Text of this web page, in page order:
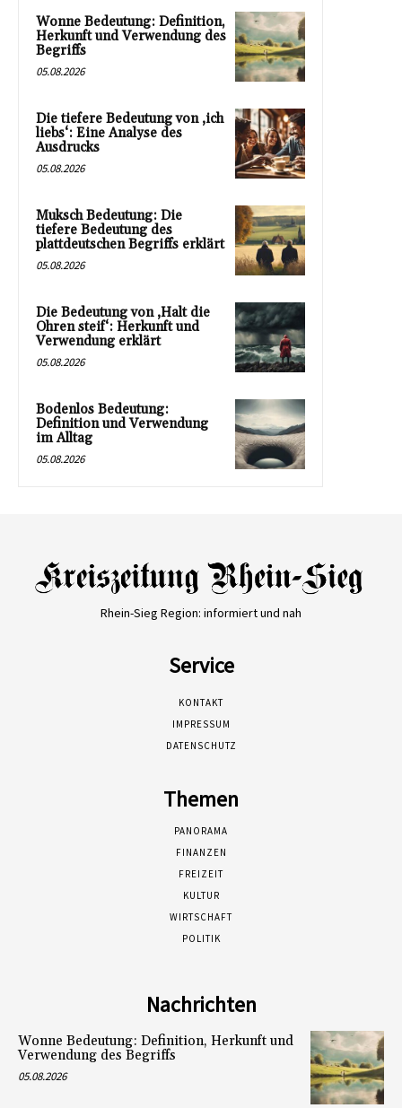
Wonne Bedeutung: Definition,
Herkunft und Verwendung des
Begriffs
05.08.2026
Die tiefere Bedeutung von ‚ich
liebs‘: Eine Analyse des
Ausdrucks
05.08.2026
Muksch Bedeutung: Die
tiefere Bedeutung des
plattdeutschen Begriffs erklärt
05.08.2026
Die Bedeutung von ‚Halt die
Ohren steif‘: Herkunft und
Verwendung erklärt
05.08.2026
Bodenlos Bedeutung:
Definition und Verwendung
im Alltag
05.08.2026
Rhein-Sieg Region: informiert und nah
Service
KONTAKT
IMPRESSUM
DATENSCHUTZ
Themen
PANORAMA
FINANZEN
FREIZEIT
KULTUR
WIRTSCHAFT
POLITIK
Nachrichten
Wonne Bedeutung: Definition, Herkunft und
Verwendung des Begriffs
05.08.2026